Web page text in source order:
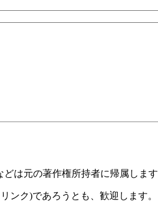
は元の著作権所持者に帰属します
ンク)であろうとも、歓迎します。